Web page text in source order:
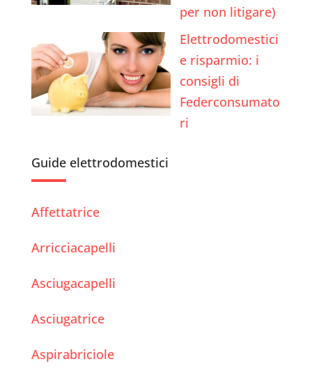
per non litigare)
Elettrodomestici
e risparmio: i
consigli di
Federconsumato
ri
Guide elettrodomestici
Affettatrice
Arricciacapelli
Asciugacapelli
Asciugatrice
Aspirabriciole